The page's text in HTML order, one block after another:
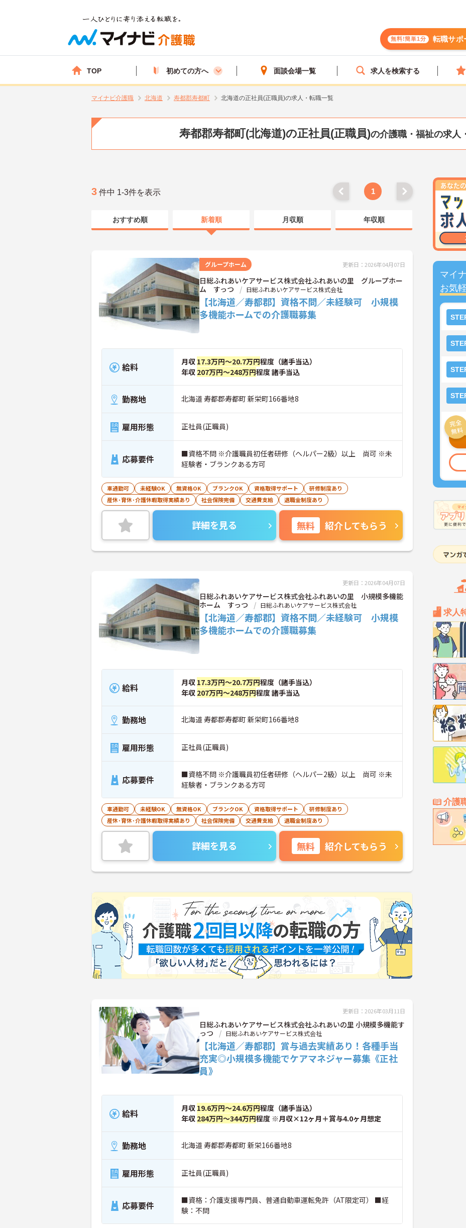
無料!簡単1分 転職サポ
TOP 初めての方へ 面談会場一覧 求人を検索する
マイナビ介護職 北海道 寿都郡寿都町 北海道の正社員(正職員)の求人・転職一覧
寿都郡寿都町(北海道)の正社員(正職員)の介護職・福祉の求人
マイ
お気
求人
介護
3 件中 1-3件を表示 1
おすすめ順 新着順 月収順 年収順
グループホーム 更新日：2026年04月07日
日総ふれあいケアサービス株式会社ふれあいの里 グループホー
ム すっつ
日総ふれあいケアサービス株式会社
【北海道／寿都郡】資格不問／未経験可 小規模
多機能ホームでの介護職募集
給料 月収 17.3万円～20.7万円程度（諸手当込）
年収 207万円～248万円程度 諸手当込
勤務地 北海道 寿都郡寿都町 新栄町166番地8
雇用形態 正社員(正職員)
応募要件
■資格不問 ※介護職員初任者研修（ヘルパー2級）以上 尚可 ※未
経験者・ブランクある方可
車通勤可 未経験OK 無資格OK ブランクOK 資格取得サポート
研修制度あり
産休･育休･介護休暇取得実績あり
社会保険完備 交通費支給 退職金制度あり
詳細を見る 無料 紹介してもらう
更新日：2026年04月07日
日総ふれあいケアサービス株式会社ふれあいの里 小規模多機能
ホーム すっつ
日総ふれあいケアサービス株式会社
【北海道／寿都郡】資格不問／未経験可 小規模
多機能ホームでの介護職募集
給料 月収 17.3万円～20.7万円程度（諸手当込）
年収 207万円～248万円程度 諸手当込
勤務地 北海道 寿都郡寿都町 新栄町166番地8
雇用形態 正社員(正職員)
応募要件
■資格不問 ※介護職員初任者研修（ヘルパー2級）以上 尚可 ※未
経験者・ブランクある方可
車通勤可 未経験OK 無資格OK ブランクOK 資格取得サポート
研修制度あり
産休･育休･介護休暇取得実績あり
社会保険完備 交通費支給 退職金制度あり
詳細を見る 無料 紹介してもらう
更新日：2026年03月11日
日総ふれあいケアサービス株式会社ふれあいの里 小規模多機能す
っつ
日総ふれあいケアサービス株式会社
【北海道／寿都郡】賞与過去実績あり！各種手当
充実◎小規模多機能でケアマネジャー募集《正社
員》
給料 月収 19.6万円～24.6万円程度（諸手当込）
年収 284万円～344万円程度 ※月収×12ヶ月＋賞与4.0ヶ月想定
勤務地 北海道 寿都郡寿都町 新栄166番地8
雇用形態 正社員(正職員)
応募要件
■資格：介護支援専門員、普通自動車運転免許（AT限定可） ■経
験：不問